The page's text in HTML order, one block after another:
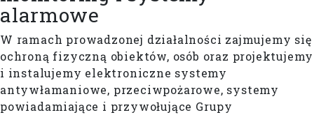
alarmowe
W ramach prowadzonej działalności zajmujemy się
ochroną fizyczną obiektów, osób oraz projektujemy
i instalujemy elektroniczne systemy
antywłamaniowe, przeciwpożarowe, systemy
powiadamiające i przywołujące Grupy